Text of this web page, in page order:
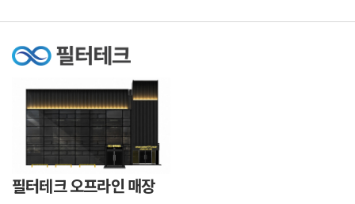
필터테크 오프라인 매장